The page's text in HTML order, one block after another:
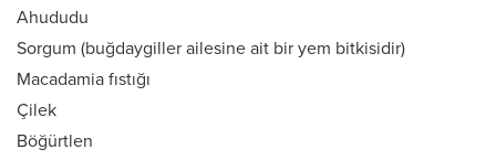
Ahududu
Sorgum (buğdaygiller ailesine ait bir yem bitkisidir)
Macadamia fıstığı
Çilek
Böğürtlen